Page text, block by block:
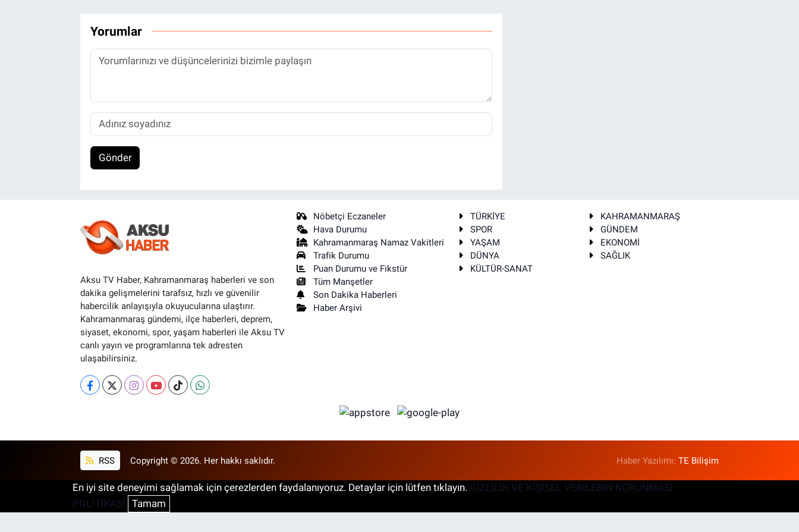
Yorumlar
Gönder
Aksu TV Haber, Kahramanmaraş haberleri ve son
dakika gelişmelerini tarafsız, hızlı ve güvenilir
habercilik anlayışıyla okuyucularına ulaştırır.
Kahramanmaraş gündemi, ilçe haberleri, deprem,
siyaset, ekonomi, spor, yaşam haberleri ile Aksu TV
canlı yayın ve programlarına tek adresten
ulaşabilirsiniz.
Nöbetçi Eczaneler
Hava Durumu
Kahramanmaraş Namaz Vakitleri
Trafik Durumu
Puan Durumu ve Fikstür
Tüm Manşetler
Son Dakika Haberleri
Haber Arşivi
TÜRKİYE
KAHRAMANMARAŞ
SPOR
GÜNDEM
YAŞAM
EKONOMİ
DÜNYA
SAĞLIK
KÜLTÜR-SANAT
RSS Copyright © 2026. Her hakkı saklıdır. Haber Yazılımı:TE Bilişim
En iyi site deneyimi sağlamak için çerezlerden faydalanıyoruz. Detaylar için lütfen tıklayın. GİZLİLİK VE KİŞİSEL VERİLERİN KORUNMASI
POLİTİKASI
Tamam